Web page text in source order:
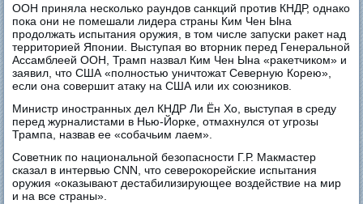
ООН приняла несколько раундов санкций против КНДР, однако
пока они не помешали лидера страны Ким Чен Ына
продолжать испытания оружия, в том числе запуски ракет над
территорией Японии. Выступая во вторник перед Генеральной
Ассамблеей ООН, Трамп назвал Ким Чен Ына «ракетчиком» и
заявил, что США «полностью уничтожат Северную Корею»,
если она совершит атаку на США или их союзников.
Министр иностранных дел КНДР Ли Ён Хо, выступая в среду
перед журналистами в Нью-Йорке, отмахнулся от угрозы
Трампа, назвав ее «собачьим лаем».
Советник по национальной безопасности Г.Р. Макмастер
сказал в интервью CNN, что северокорейские испытания
оружия «оказывают дестабилизирующее воздействие на мир
и на все страны».